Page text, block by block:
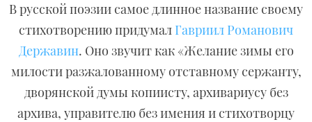
В русской поэзии самое длинное название своему
стихотворению придумал Гавриил Романович
Державин. Оно звучит как «Желание зимы его
милости разжалованному отставному сержанту,
дворянской думы копиисту, архивариусу без
архива, управителю без имения и стихотворцу